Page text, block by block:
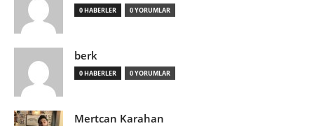
0 HABERLER 0 YORUMLAR
berk
0 HABERLER 0 YORUMLAR
Mertcan Karahan